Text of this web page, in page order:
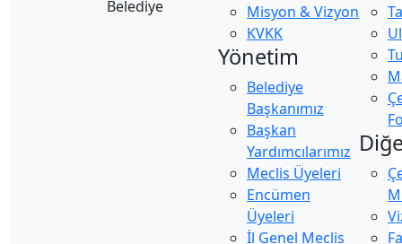
Misyon & Vizyon
KVKK
Yönetim
Belediye
Başkanımız
Başkan
Yardımcılarımız
Meclis Üyeleri
Encümen
Üyeleri
İl Genel Meclis